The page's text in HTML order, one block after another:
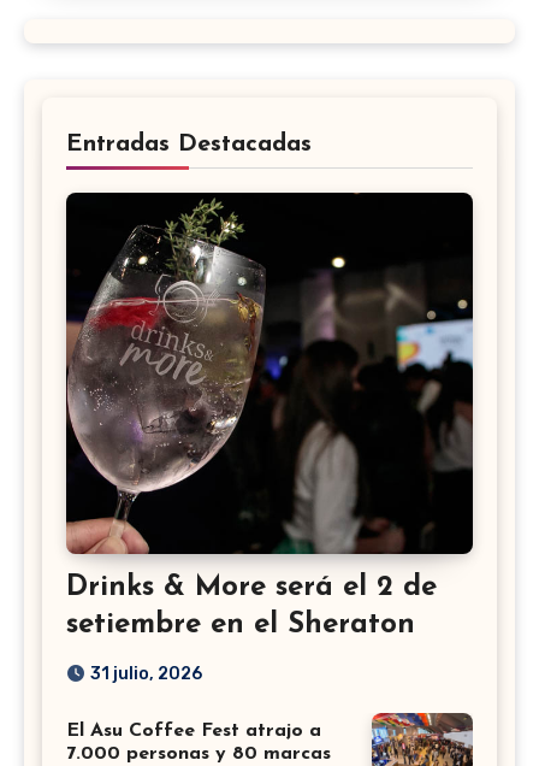
Entradas Destacadas
Drinks & More será el 2 de
setiembre en el Sheraton
31 julio, 2026
El Asu Coffee Fest atrajo a
7.000 personas y 80 marcas